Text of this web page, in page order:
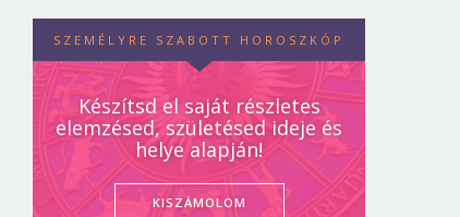
SZEMÉLYRE SZABOTT HOROSZKÓP
Készítsd el saját részletes
elemzésed, születésed ideje és
helye alapján!
KISZÁMOLOM